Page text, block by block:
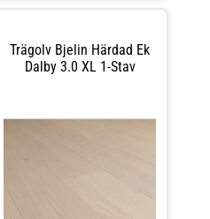
Trägolv Bjelin Härdad Ek
Dalby 3.0 XL 1-Stav